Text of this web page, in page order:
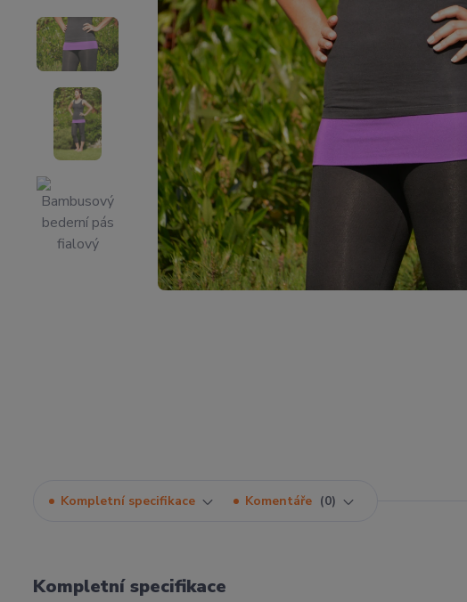
Kompletní specifikace Komentáře 0
Kompletní specifikace